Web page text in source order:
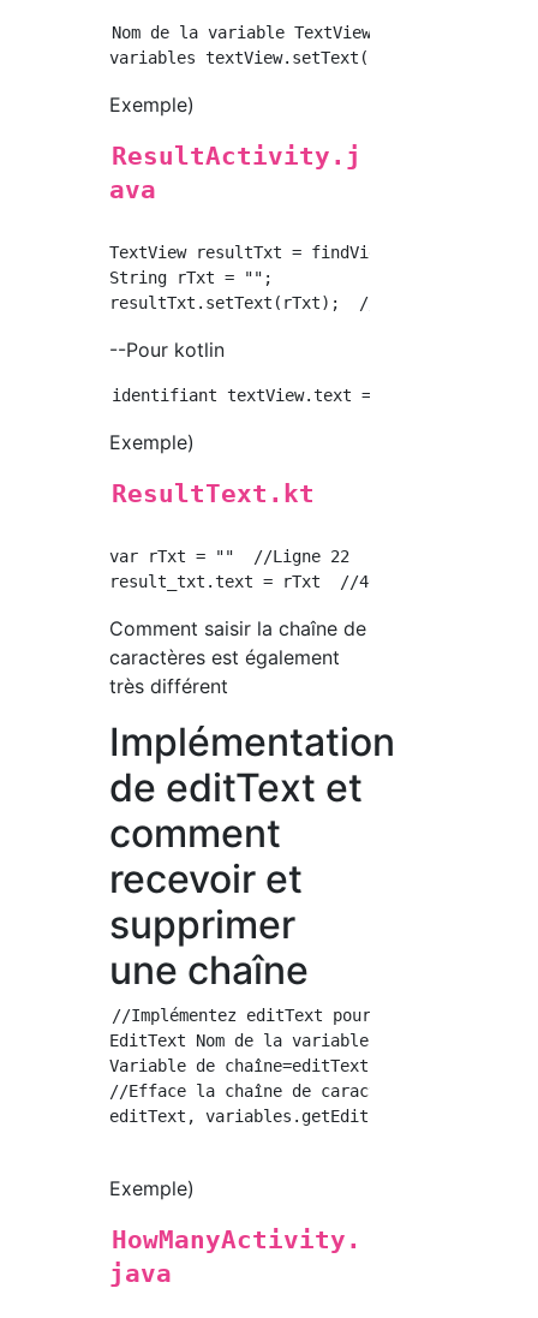
Nom de la variable TextView TextView=
Exemple)
ResultActivity.j
ava
TextView resultTxt =
String rTxt = "";
--Pour kotlin
Exemple)
ResultText.kt
var rTxt = ""  //Ligne 22
Comment saisir la chaîne de
caractères est également
très différent
Implémentation
de editText et
comment
recevoir et
supprimer
une chaîne
//Implémentez editText pour recevoir les
EditText Nom de la variable EditText=
Variable de chaîne=editText,
//Efface la chaîne de caractères saisie
editText,
Exemple)
HowManyActivity.
java